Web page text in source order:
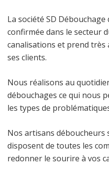
La société SD Débouchage
confirmée dans le secteur
canalisations et prend très
ses clients.
Nous réalisons au
débouchages ce qui nous
les types de
Nos artisans déboucheurs
disposent de toutes les
redonner le sourire à vos